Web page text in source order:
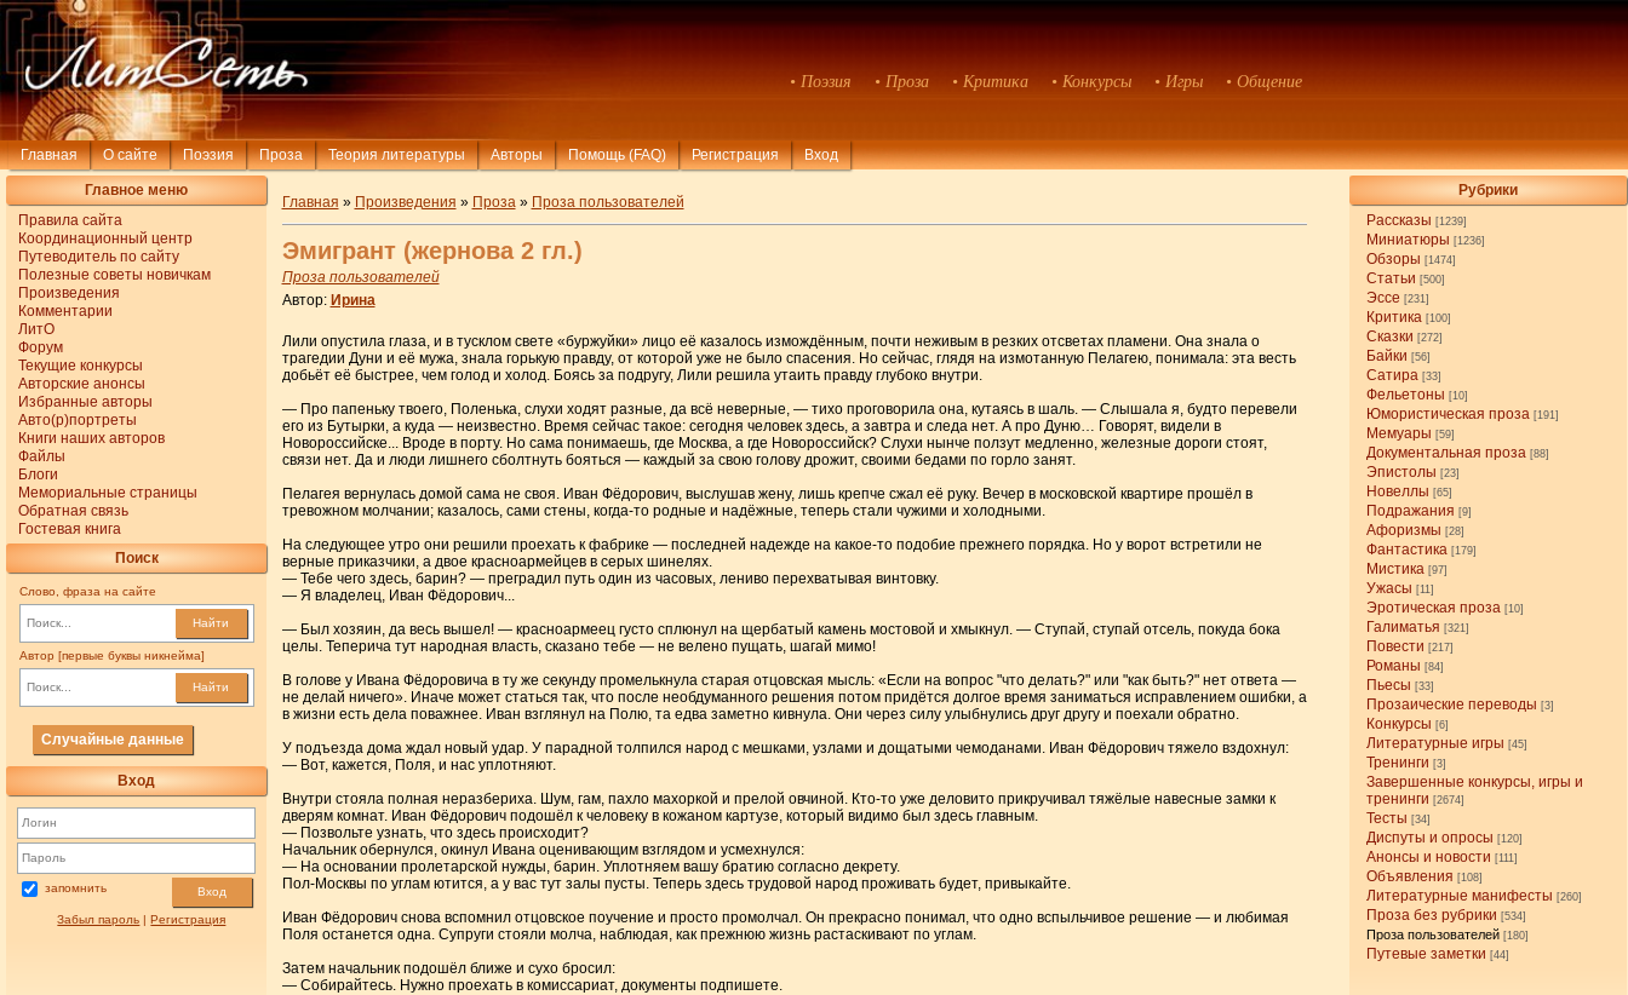
• Поэзия • Проза • Критика • Конкурсы • Игры • Общение
Главная О сайте Поэзия Проза Теория литературы Авторы Помощь (FAQ) Регистрация Вход
Главное меню
Правила сайта
Координационный центр
Путеводитель по сайту
Полезные советы новичкам
Произведения
Комментарии
ЛитО
Форум
Текущие конкурсы
Авторские анонсы
Избранные авторы
Авто(р)портреты
Книги наших авторов
Файлы
Блоги
Мемориальные страницы
Обратная связь
Гостевая книга
Поиск
Слово, фраза на сайте
Найти
Автор [первые буквы никнейма]
Найти
Случайные данные
Вход
запомнить Вход
Забыл пароль |Регистрация
Рубрики
Рассказы [1239]
Миниатюры [1236]
Обзоры [1474]
Статьи [500]
Эссе [231]
Критика [100]
Сказки [272]
Байки [56]
Сатира [33]
Фельетоны [10]
Юмористическая проза [191]
Мемуары [59]
Документальная проза [88]
Эпистолы [23]
Новеллы [65]
Подражания [9]
Афоризмы [28]
Фантастика [179]
Мистика [97]
Ужасы [11]
Эротическая проза [10]
Галиматья [321]
Повести [217]
Романы [84]
Пьесы [33]
Прозаические переводы [3]
Конкурсы [6]
Литературные игры [45]
Тренинги [3]
Завершенные конкурсы, игры и
тренинги [2674]
Тесты [34]
Диспуты и опросы [120]
Анонсы и новости [111]
Объявления [108]
Литературные манифесты [260]
Проза без рубрики [534]
Проза пользователей [180]
Путевые заметки [44]
Главная » Произведения » Проза » Проза пользователей
Эмигрант (жернова 2 гл.)
Проза пользователей
Автор: Ирина
Лили опустила глаза, и в тусклом свете «буржуйки» лицо её казалось измождённым, почти неживым в резких отсветах пламени. Она знала о
трагедии Дуни и её мужа, знала горькую правду, от которой уже не было спасения. Но сейчас, глядя на измотанную Пелагею, понимала: эта весть
добьёт её быстрее, чем голод и холод. Боясь за подругу, Лили решила утаить правду глубоко внутри.
​— Про папеньку твоего, Поленька, слухи ходят разные, да всё неверные, — тихо проговорила она, кутаясь в шаль. — Слышала я, будто перевели
его из Бутырки, а куда — неизвестно. Время сейчас такое: сегодня человек здесь, а завтра и следа нет. А про Дуню… Говорят, видели в
Новороссийске... Вроде в порту. Но сама понимаешь, где Москва, а где Новороссийск? Слухи нынче ползут медленно, железные дороги стоят,
связи нет. Да и люди лишнего сболтнуть бояться — каждый за свою голову дрожит, своими бедами по горло занят.
​Пелагея вернулась домой сама не своя. Иван Фёдорович, выслушав жену, лишь крепче сжал её руку. Вечер в московской квартире прошёл в
тревожном молчании; казалось, сами стены, когда-то родные и надёжные, теперь стали чужими и холодными.
​На следующее утро они решили проехать к фабрике — последней надежде на какое-то подобие прежнего порядка. Но у ворот встретили не
верные приказчики, а двое красноармейцев в серых шинелях.
— Тебе чего здесь, барин? — преградил путь один из часовых, лениво перехватывая винтовку.
— Я владелец, Иван Фёдорович...
— Был хозяин, да весь вышел! — красноармеец густо сплюнул на щербатый камень мостовой и хмыкнул. — Ступай, ступай отсель, покуда бока
целы. Теперича тут народная власть, сказано тебе — не велено пущать, шагай мимо!
​В голове у Ивана Фёдоровича в ту же секунду промелькнула старая отцовская мысль: «Если на вопрос "что делать?" или "как быть?" нет ответа —
не делай ничего». Иначе может статься так, что после необдуманного решения потом придётся долгое время заниматься исправлением ошибки, а
в жизни есть дела поважнее. Иван взглянул на Полю, та едва заметно кивнула. Они через силу улыбнулись друг другу и поехали обратно.
​У подъезда дома ждал новый удар. У парадной толпился народ с мешками, узлами и дощатыми чемоданами. Иван Фёдорович тяжело вздохнул:
— Вот, кажется, Поля, и нас уплотняют.
​Внутри стояла полная неразбериха. Шум, гам, пахло махоркой и прелой овчиной. Кто-то уже деловито прикручивал тяжёлые навесные замки к
дверям комнат. Иван Фёдорович подошёл к человеку в кожаном картузе, который видимо был здесь главным.
— Позвольте узнать, что здесь происходит?
Начальник обернулся, окинул Ивана оценивающим взглядом и усмехнулся:
— На основании пролетарской нужды, барин. Уплотняем вашу братию согласно декрету.
Пол-Москвы по углам ютится, а у вас тут залы пусты. Теперь здесь трудовой народ проживать будет, привыкайте.
​Иван Фёдорович снова вспомнил отцовское поучение и просто промолчал. Он прекрасно понимал, что одно вспыльчивое решение — и любимая
Поля останется одна. Супруги стояли молча, наблюдая, как прежнюю жизнь растаскивают по углам.
Затем начальник подошёл ближе и сухо бросил:
— Собирайтесь. Нужно проехать в комиссариат, документы подпишете.